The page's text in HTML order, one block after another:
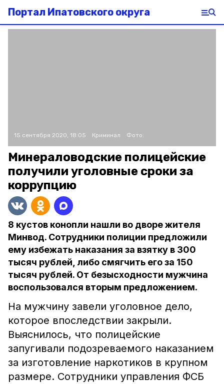
Портал Ипатовского округа
15 сентября 2020, 18:05 Криминал Фото:
Минераловодские полицейские
получили уголовные сроки за
коррупцию
8 кустов конопли нашли во дворе жителя
Минвод. Сотрудники полиции предложили
ему избежать наказания за взятку в 300
тысяч рублей, либо смягчить его за 150
тысяч рублей. От безысходности мужчина
воспользовался вторым предложением.
На мужчину завели уголовное дело,
которое впоследствии закрыли.
Выяснилось, что полицейские
запугивали подозреваемого наказанием
за изготовление наркотиков в крупном
размере. Сотрудники управления ФСБ